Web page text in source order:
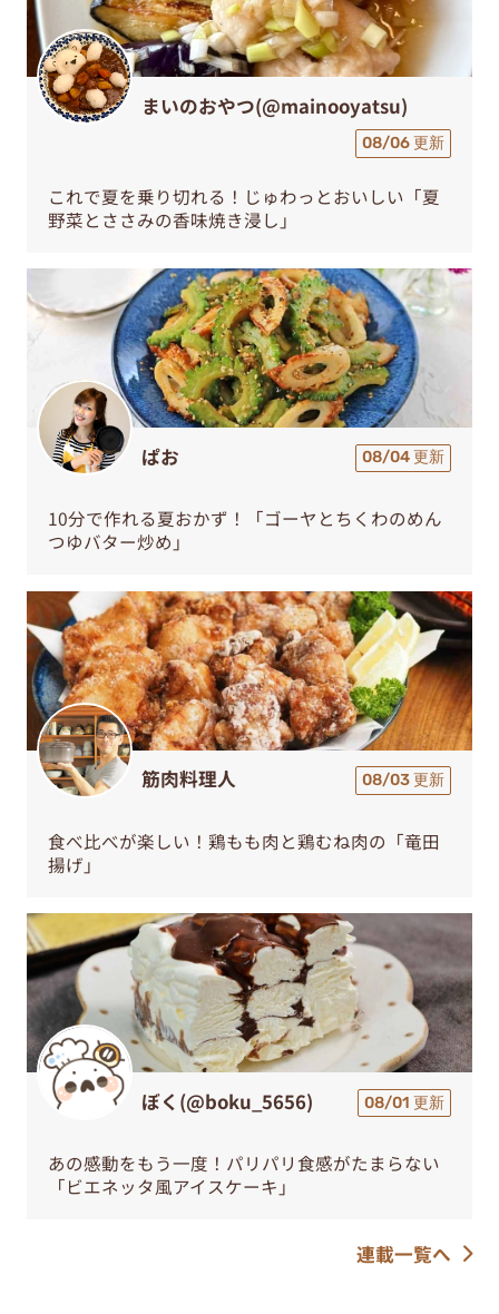
まいのおやつ(@mainooyatsu)
08/06 更新
これで夏を乗り切れる！じゅわっとおいしい「夏
野菜とささみの香味焼き浸し」
ぱお 08/04 更新
10分で作れる夏おかず！「ゴーヤとちくわのめん
つゆバター炒め」
筋肉料理人 08/03 更新
食べ比べが楽しい！鶏もも肉と鶏むね肉の「竜田
揚げ」
ぼく(@boku_5656) 08/01 更新
あの感動をもう一度！パリパリ食感がたまらない
「ビエネッタ風アイスケーキ」
連載一覧へ